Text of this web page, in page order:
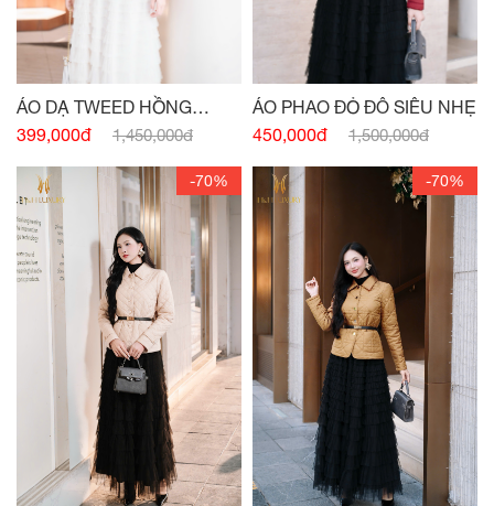
ÁO DẠ TWEED HỒNG
FUCHSIA
399,000đ 1,450,000đ
ÁO PHAO ĐỎ ĐÔ SIÊU NHẸ
450,000đ
1,500,000đ
-70% -70%